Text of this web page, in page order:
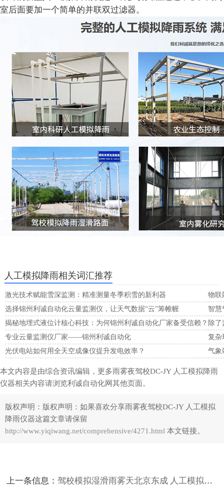
室后面要加一个简单的并联双过滤器。
人工模拟降雨相关词汇推荐
激光技术赋能雪深监测：精准测量冬季积雪的新利器
物联
选择锦州利诚自动化云量监测仪，让天气数据“云”筹帷幄
智慧
揭秘地埋式液位计核心科技：为何锦州利诚自动化厂家备受信赖？ 除
专业云量监测仪厂家——锦州利诚自动化
复杂
光伏电站如何用全天空成像仪提升发电效率？
气象
本文内容是由综合资讯编辑，更多雨雾夜驾校DC-JY 人工模拟降雨
仪器相关内容请浏览利诚自动化网其他页面。
版权声明： 版权声明：如果喜欢分享雨雾夜驾校DC-JY 人工模拟
降雨仪器这篇文章请保留
http://www.yiqiwang.net/comprehensive/4271.html 本文链接。
上一条信息：驾校模拟湿滑雨雾天北京东成 人工模拟降雨计